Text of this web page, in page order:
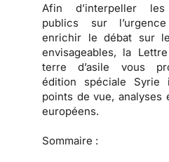
Afin d’interpeller les
publics sur
enrichir le débat sur
envisageables, la
terre d’asile vous
édition spéciale Syrie
points de vue, analyses
européens.
Sommaire :